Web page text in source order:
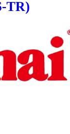
TR)